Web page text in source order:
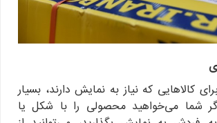
کالاهایی که نیاز به نمایش دارند، بسیار
شما می‌خواهید محصولی را با شکل یا